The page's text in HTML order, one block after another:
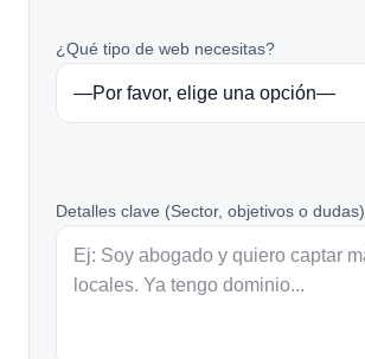
¿Qué tipo de web necesitas?
Detalles clave (Sector, objetivos o dudas)